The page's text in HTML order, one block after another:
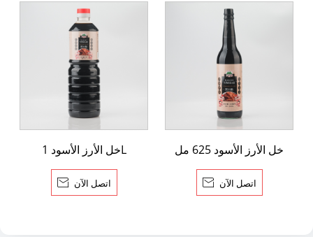
خل الأرز الأسود 1L
 اتصل الآن
خل الأرز الأسود 625 مل
 اتصل الآن